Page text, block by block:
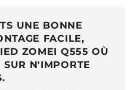
UNE BONNE
FACILE,
ZOMEI Q555 OÙ
N'IMPORTE